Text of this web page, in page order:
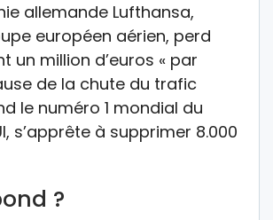
allemande Lufthansa,
européen aérien, perd
un million d’euros « par
de la chute du trafic
le numéro 1 mondial du
s’apprête à supprimer 8.000
?